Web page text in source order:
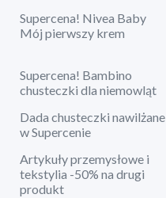
Supercena! Nivea Baby
Mój pierwszy krem
Supercena! Bambino
chusteczki dla niemowląt
Dada chusteczki nawilżane
w Supercenie
Artykuły przemysłowe i
tekstylia -50% na drugi
produkt